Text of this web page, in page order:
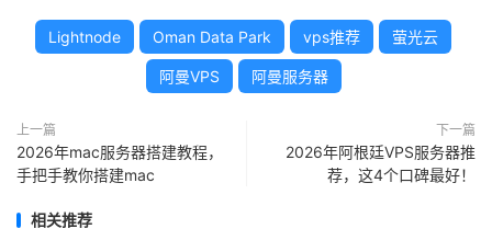
Lightnode Oman Data Park vps推荐 萤光云
阿曼VPS 阿曼服务器
上一篇
2026年mac服务器搭建教程，
手把手教你搭建mac
下一篇
2026年阿根廷VPS服务器推
荐，这4个口碑最好！
相关推荐